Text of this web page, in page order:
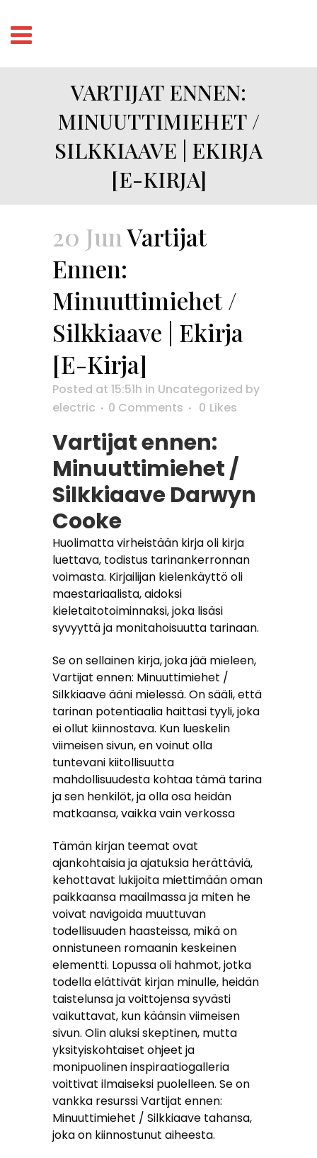
VARTIJAT ENNEN:
MINUUTTIMIEHET /
SILKKIAAVE | EKIRJA
[E-KIRJA]
20 JunVartijat
Ennen:
Minuuttimiehet /
Silkkiaave | Ekirja
[E-Kirja]
Posted at 15:51h in Uncategorized by
electric
0 Comments 0 Likes
Vartijat ennen:
Minuuttimiehet /
Silkkiaave Darwyn
Cooke
Huolimatta virheistään kirja oli kirja
luettava, todistus tarinankerronnan
voimasta. Kirjailijan kielenkäyttö oli
maestariaalista, aidoksi
kieletaitotoiminnaksi, joka lisäsi
syvyyttä ja monitahoisuutta tarinaan.
Se on sellainen kirja, joka jää mieleen,
Vartijat ennen: Minuuttimiehet /
Silkkiaave ääni mielessä. On sääli, että
tarinan potentiaalia haittasi tyyli, joka
ei ollut kiinnostava. Kun lueskelin
viimeisen sivun, en voinut olla
tuntevani kiitollisuutta
mahdollisuudesta kohtaa tämä tarina
ja sen henkilöt, ja olla osa heidän
matkaansa, vaikka vain verkossa
Tämän kirjan teemat ovat
ajankohtaisia ja ajatuksia herättäviä,
kehottavat lukijoita miettimään oman
paikkaansa maailmassa ja miten he
voivat navigoida muuttuvan
todellisuuden haasteissa, mikä on
onnistuneen romaanin keskeinen
elementti. Lopussa oli hahmot, jotka
todella elättivät kirjan minulle, heidän
taistelunsa ja voittojensa syvästi
vaikuttavat, kun käänsin viimeisen
sivun. Olin aluksi skeptinen, mutta
yksityiskohtaiset ohjeet ja
monipuolinen inspiraatiogalleria
voittivat ilmaiseksi puolelleen. Se on
vankka resurssi Vartijat ennen:
Minuuttimiehet / Silkkiaave tahansa,
joka on kiinnostunut aiheesta.